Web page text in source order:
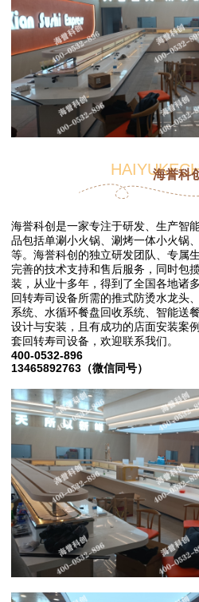
海誉科
海誉科创是一家专注于研发、生产智
品包括单涮小火锅、涮烤一体小火锅
等。海誉科创的独立研发团队、专属
完善的技术支持和售后服务，同时包
装，从业十多年，得到了全国各地诸
回转寿司设备所需的推式防烫水龙头
系统、水循环餐盘回收系统、智能送
设计与安装，且有成功的店面安装案
套回转寿司设备，欢迎联系我们。
400-0532-896
13465892763（微信同号）